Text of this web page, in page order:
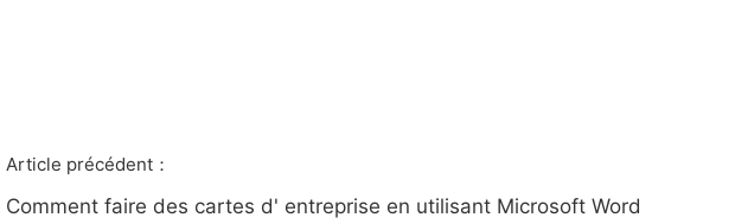
Article précédent：
Comment faire des cartes d' entreprise en utilisant Microsoft Word